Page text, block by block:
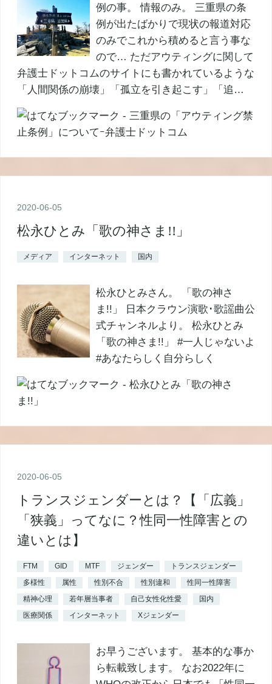
例の事。 情報のみ。 三重県の条
例が出たばかりで現状の報道対応
のみでこれから積めると言う事な
ので… ただアウティングに関して
弁護士ドットコムのサイトにも書かれているような
「人間関係の崩壊」「孤立を引き起こす」「追…
2020-06-05
松永ひとみ「歌の神さま!!」
メディア インターネット 国内
松永ひとみさん。 「歌の神さ
ま!!」 日本クラウン演歌･歌謡曲公
式チャンネルより。 松永ひとみ
「歌の神さま!!」 #一人じゃないよ
#あなたらしく自分らしく
2020-06-05
トランスジェンダーとは？【「広義」
「狭義」ってなに？性同一性障害との
違いとは】
FTM GID MTF ジェンダー
トランスジェンダー
多様性
属性 性別不合 性別違和
性同一性障害
精神心理
若年層当事者 自己女性化性愛
国内
医療関係
インターネット Xジェンダー
お早うございます。 基本的な事か
ら転載致します。 なお2022年に